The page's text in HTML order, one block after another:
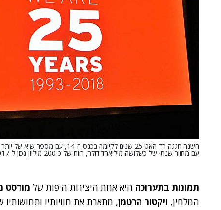
עם מחזור שנתי של כשלושה מיליארד דולר, רווח של כ-200 מיליון נכון ל-2017 וכ-11,400 עובדים בעולם, מהם 200 בישראל. צילום: פלי הנמר
תמונות בתערוכה היא אחת היצירות היפות של מודסט
המלחין, ויקטור הרטמן, מתארת את חוויותיו